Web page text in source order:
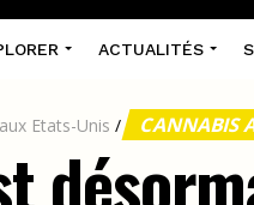
ACTUALITÉS
Etats-Unis / CANNABIS